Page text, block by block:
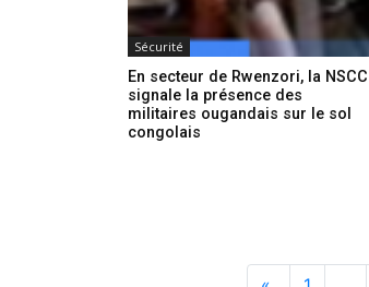
Sécurité
En secteur de Rwenzori, la NSCC
signale la présence des
militaires ougandais sur le sol
congolais